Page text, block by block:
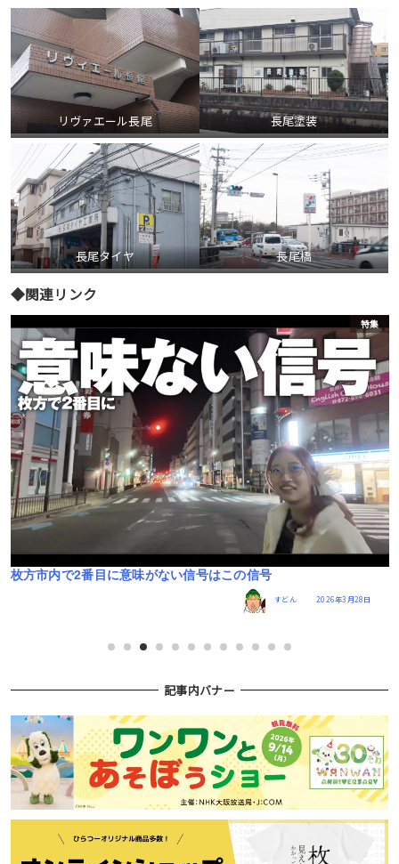
リヴァエール長尾 長尾塗装
長尾タイヤ 長尾橋
◆関連リンク
特集
枚方市内で2番目に意味がない信号はこの信号
すどん 2026年3月28日
記事内バナー